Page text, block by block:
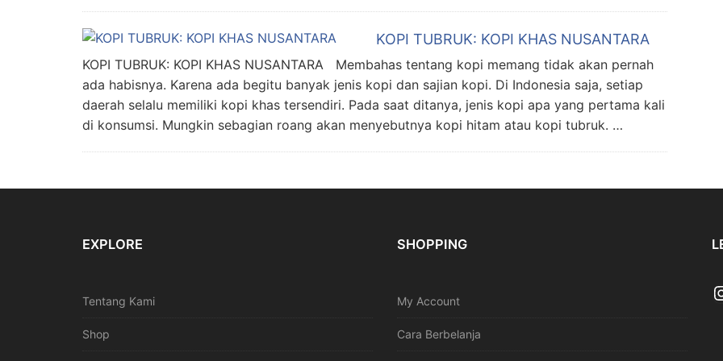
KOPI TUBRUK: KOPI KHAS NUSANTARA
KOPI TUBRUK: KOPI KHAS NUSANTARA Membahas tentang kopi memang tidak akan pernah
ada habisnya. Karena ada begitu banyak jenis kopi dan sajian kopi. Di Indonesia saja, setiap
daerah selalu memiliki kopi khas tersendiri. Pada saat ditanya, jenis kopi apa yang pertama kali
di konsumsi. Mungkin sebagian roang akan menyebutnya kopi hitam atau kopi tubruk. …
EXPLORE
Tentang Kami
Shop
SHOPPING
My Account
Cara Berbelanja